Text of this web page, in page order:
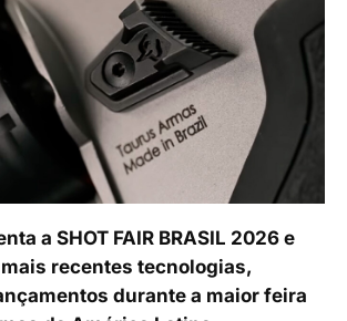
a SHOT FAIR BRASIL 2026 e
recentes tecnologias,
durante a maior feira